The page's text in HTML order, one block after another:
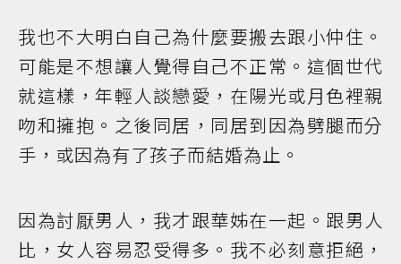
我也不大明白自己為什麼要搬去跟小仲住。
可能是不想讓人覺得自己不正常。這個世代
就這樣，年輕人談戀愛，在陽光或月色裡親
吻和擁抱。之後同居，同居到因為劈腿而分
手，或因為有了孩子而結婚為止。
因為討厭男人，我才跟華姊在一起。跟男人
比，女人容易忍受得多。我不必刻意拒絕，